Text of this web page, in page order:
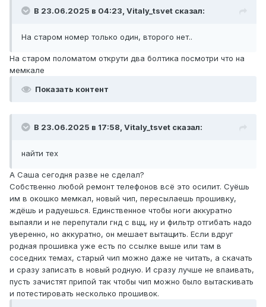
В 23.06.2025 в 04:23, Vitaly_tsvet сказал:
На старом номер только один, второго нет..
На старом поломатом открути два болтика посмотри что на
мемкале
Показать контент
В 23.06.2025 в 17:58, Vitaly_tsvet сказал:
найти тех
А Саша сегодня разве не сделал?
Собственно любой ремонт телефонов всё это осилит. Суёшь
им в окошко мемкал, новый чип, пересылаешь прошивку,
ждёшь и радуешься. Единственное чтобы ноги аккуратно
выпаяли и не перепутали гнд с вцц, ну и фильтр отгибать надо
уверенно, но аккуратно, он мешает вытащить. Если вдруг
родная прошивка уже есть по ссылке выше или там в
соседних темах, старый чип можно даже не читать, а скачать
и сразу записать в новый родную. И сразу лучше не впаивать,
пусть зачистят припой так чтобы чип можно было вытаскивать
и потестировать несколько прошивок.